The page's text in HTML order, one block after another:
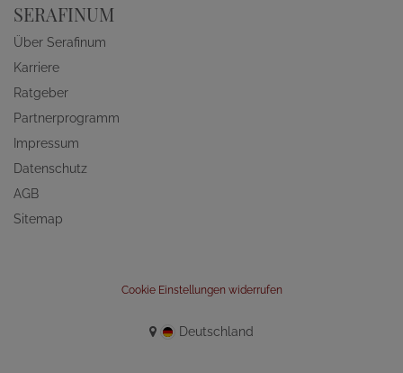
SERAFINUM
Über Serafinum
Karriere
Ratgeber
Partnerprogramm
Impressum
Datenschutz
AGB
Sitemap
Cookie Einstellungen widerrufen
Deutschland